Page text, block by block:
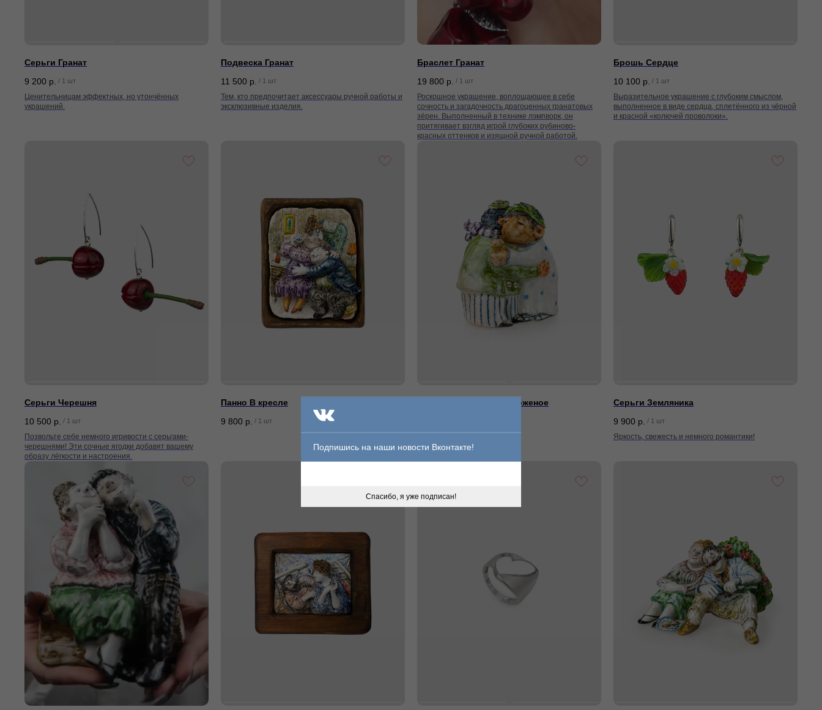
Серьги Гранат
9 200 р. / 1 шт
Ценительницам эффектных, но утончённых
украшений.
Подвеска Гранат
11 500 р. / 1 шт
Тем, кто предпочитает аксессуары ручной работы и
эксклюзивные изделия.
Браслет Гранат
19 800 р. / 1 шт
Роскошное украшение, воплощающее в себе
сочность и загадочность драгоценных гранатовых
зёрен. Выполненный в технике лэмпворк, он
притягивает взгляд игрой глубоких рубиново-
красных оттенков и изящной ручной работой.
Брошь Сердце
10 100 р. / 1 шт
Выразительное украшение с глубоким смыслом,
выполненное в виде сердца, сплетённого из чёрной
и красной «колючей проволоки».
Серьги Черешня
10 500 р. / 1 шт
Позвольте себе немного игривости с серьгами-
черешнями! Эти сочные ягодки добавят вашему
образу лёгкости и настроения.
Панно В кресле
9 800 р. / 1 шт
Статуэтка Ежики и мороженое
Серьги Земляника
9 900 р. / 1 шт
Яркость, свежесть и немного романтики!
Подпишись на наши новости Вконтакте!
Спасибо, я уже подписан!